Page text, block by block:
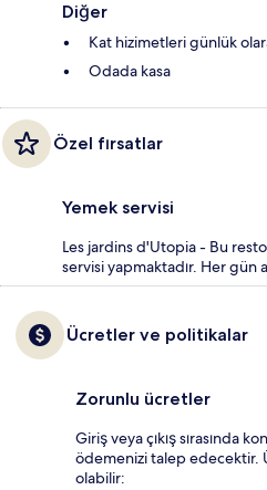
Diğer
Kat hizimetleri günlük
Odada kasa
Özel fırsatlar
Yemek servisi
Les jardins d'Utopia - Bu
servisi yapmaktadır. Her gün
Ücretler ve politikalar
Zorunlu ücretler
Giriş veya çıkış sırasında
ödemenizi talep edecektir.
olabilir: